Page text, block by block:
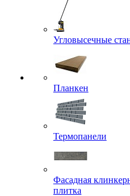
Угловысечные
Планкен
Термопанели
Фасадная
плитка